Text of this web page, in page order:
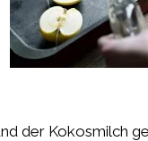
der Kokosmilch